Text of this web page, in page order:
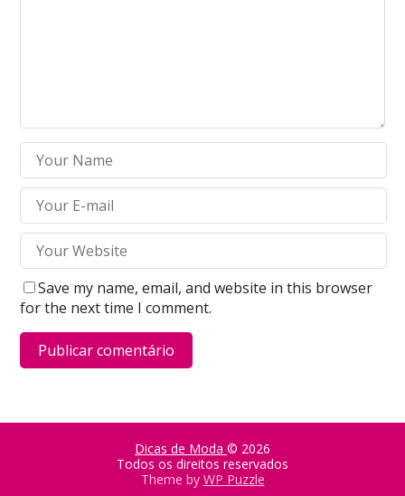
Save my name, email, and website in this browser
for the next time I comment.
Dicas de Moda © 2026
Todos os direitos reservados
Theme by WP Puzzle